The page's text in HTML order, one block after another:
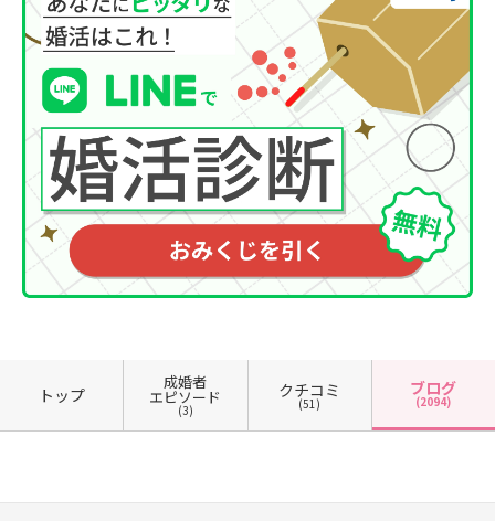
トップ
成婚者
エピソード
(3)
クチコミ
(51)
ブログ
(2094)